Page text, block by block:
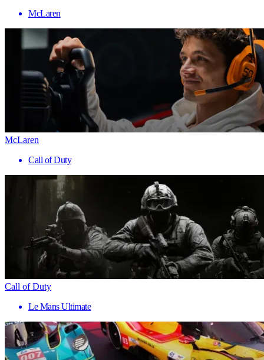
McLaren
McLaren
Call of Duty
Call of Duty
Le Mans Ultimate